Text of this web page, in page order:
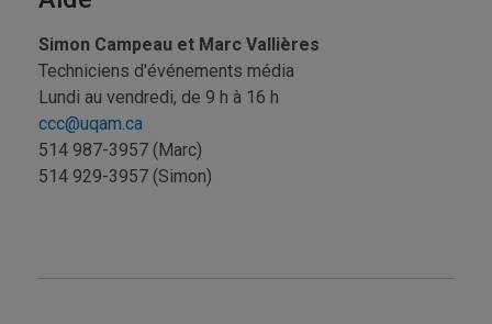
Simon Campeau et Marc Vallières
Techniciens d'événements média
Lundi au vendredi, de 9 h à 16 h
ccc@uqam.ca
514 987-3957 (Marc)
514 929-3957 (Simon)